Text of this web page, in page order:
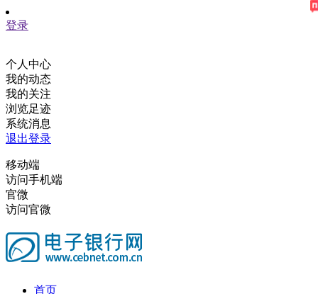
登录
个人中心
我的动态
我的关注
浏览足迹
系统消息
退出登录
移动端
访问手机端
官微
访问官微
首页